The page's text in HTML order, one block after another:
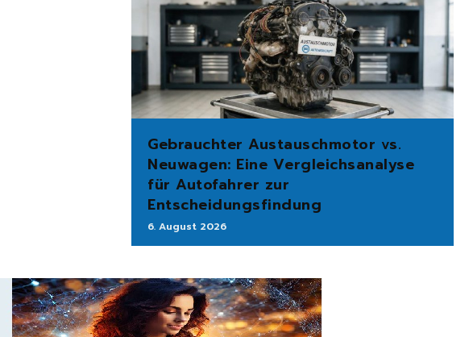
Gebrauchter Austauschmotor vs.
Neuwagen: Eine Vergleichsanalyse
für Autofahrer zur
Entscheidungsfindung
6. August 2026